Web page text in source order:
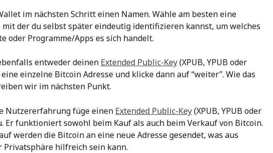
im nächsten Schritt einen Namen. Wähle am besten eine
mit der du selbst später eindeutig identifizieren kannst, um welches
oder Programme/Apps es sich handelt.
entweder deinen Extended Public-Key (XPUB, YPUB oder
eine einzelne Bitcoin Adresse und klicke dann auf “weiter”. Wie das
wir im nächsten Punkt.
Nutzererfahrung füge einen Extended Public-Key (XPUB, YPUB oder
Er funktioniert sowohl beim Kauf als auch beim Verkauf von Bitcoin.
werden die Bitcoin an eine neue Adresse gesendet, was aus
Privatsphäre hilfreich sein kann.